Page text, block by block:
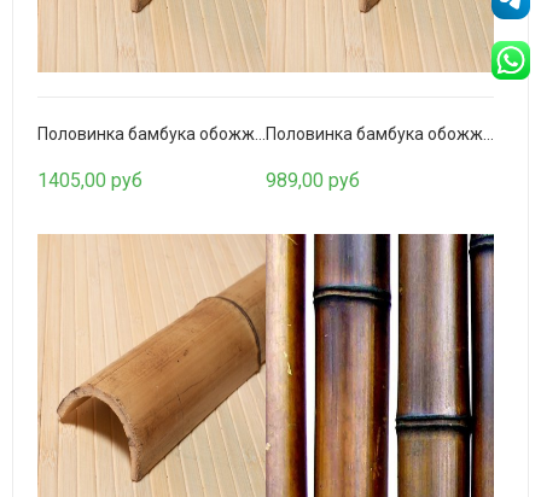
2150,00 руб
Планка кромочная из бамбука Коньяк
370,00 руб
1405,00 руб 989,00 руб